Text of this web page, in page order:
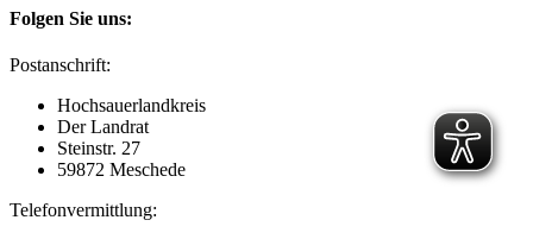
Folgen Sie uns:
Postanschrift:
Hochsauerlandkreis
Der Landrat
Steinstr. 27
59872 Meschede
Telefonvermittlung: